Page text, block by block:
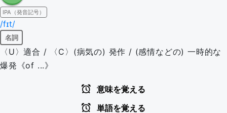
IPA（発音記号）
/fɪt/
名詞
〈U〉適合 / 〈C〉(病気の) 発作 / (感情などの) 一時的な
爆発《of ...》
意味を覚える
単語を覚える